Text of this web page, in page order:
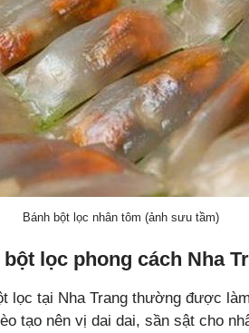
Bánh bột lọc nhân tôm (ảnh sưu tầm)
lọc phong cách Nha
lọc tại Nha Trang thường được
tạo nên vị dai dai, sần sật cho